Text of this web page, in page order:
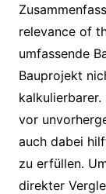
relevance of
umfassende
Bauprojekt
vor
auch dabei
zu erfüllen.
direkter